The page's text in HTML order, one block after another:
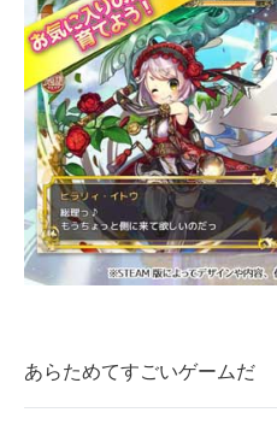
あらためてすごいゲームだ